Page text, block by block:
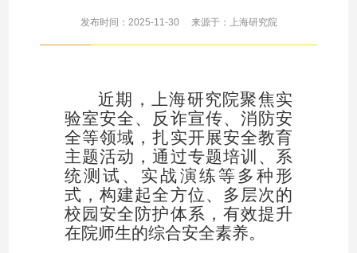
发布时间：2025-11-30 来源于：上海研究院
近期，上海研究院聚焦实
验室安全、反诈宣传、消防安
全等领域，扎实开展安全教育
主题活动，通过专题培训、系
统测试、实战演练等多种形
式，构建起全方位、多层次的
校园安全防护体系，有效提升
在院师生的综合安全素养。